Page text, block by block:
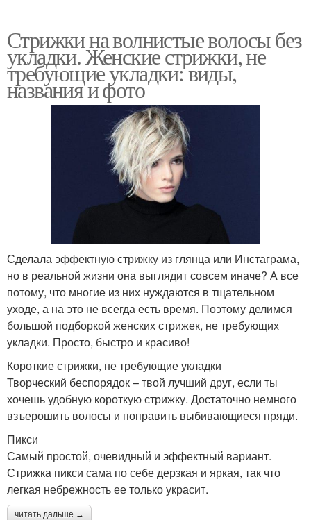
Стрижки на волнистые волосы без
укладки. Женские стрижки, не
требующие укладки: виды,
названия и фото
Сделала эффектную стрижку из глянца или Инстаграма,
но в реальной жизни она выглядит совсем иначе? А все
потому, что многие из них нуждаются в тщательном
уходе, а на это не всегда есть время. Поэтому делимся
большой подборкой женских стрижек, не требующих
укладки. Просто, быстро и красиво!
Короткие стрижки, не требующие укладки
Творческий беспорядок – твой лучший друг, если ты
хочешь удобную короткую стрижку. Достаточно немного
взъерошить волосы и поправить выбивающиеся пряди.
Пикси
Самый простой, очевидный и эффектный вариант.
Стрижка пикси сама по себе дерзкая и яркая, так что
легкая небрежность ее только украсит.
читать дальше →